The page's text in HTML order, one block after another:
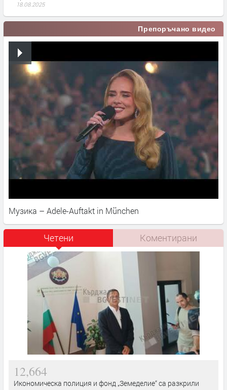
18.08.2025
Препоръчано видео
Музика – Adele-Auftakt in München
Четени Коментирани
12,664
Икономическа полиция и фонд „Земеделие“ са разкрили